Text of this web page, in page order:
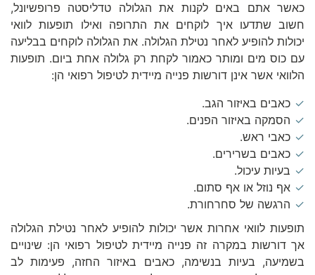
כאשר אתם באים לקנות את הגלולה טדליסטה פרופשיונל,
חשוב שתדעו איך לוקחים את התרופה ואילו תופעות לוואי
יכולות להופיע לאחר נטילת הגלולה. את הגלולה לוקחים בבליעה
עם כוס מים ומותר כאמור לקחת רק גלולה אחת ביום. תופעות
הלוואי אשר אינן דורשות פנייה מיידית לטיפול רפואי הן:
כאבים באיזור הגב.
הסמקה באיזור הפנים.
כאבי ראש.
כאבים בשרירים.
בעיות עיכול.
אף נוזל או אף סתום.
הרגשה של סחרחורת.
תופעות לוואי אחרות אשר יכולות להופיע לאחר נטילת הגלולה
אך דורשות במקרה זה פנייה מיידית לטיפול רפואי הן: שינויים
בשמיעה, בעיות בנשימה, כאבים באיזור החזה, פעימות לב